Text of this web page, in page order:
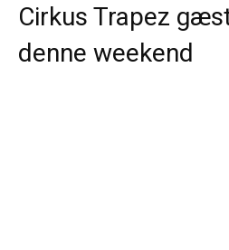
Cirkus Trapez
denne weekend